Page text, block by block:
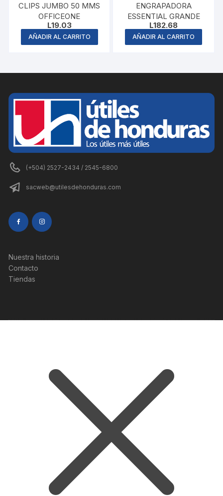
CLIPS JUMBO 50 MMS
OFFICEONE
L19.03
AÑADIR AL CARRITO
ENGRAPADORA
ESSENTIAL GRANDE
L182.68
AÑADIR AL CARRITO
(+504) 2527-2434 / 2545-6800
sacweb@utilesdehonduras.com
Nuestra historia
Contacto
Tiendas